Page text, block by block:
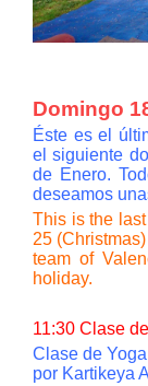
Domingo
Éste es el
el siguiente
de Enero.
deseamos
This is the
25
team of
holiday.
11:30 Clase
Clase de
por Kartikeya